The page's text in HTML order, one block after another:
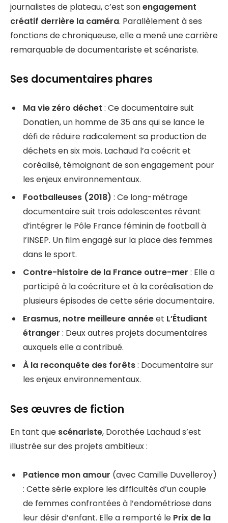
journalistes de plateau, c’est sonengagement
créatif derrière la caméra. Parallèlement à ses
fonctions de chroniqueuse, elle a mené une carrière
remarquable de documentariste et scénariste.
Ses documentaires phares
Ma vie zéro déchet : Ce documentaire suit
Donatien, un homme de 35 ans qui se lance le
défi de réduire radicalement sa production de
déchets en six mois. Lachaud l’a coécrit et
coréalisé, témoignant de son engagement pour
les enjeux environnementaux.
Footballeuses (2018) : Ce long-métrage
documentaire suit trois adolescentes rêvant
d’intégrer le Pôle France féminin de football à
l’INSEP. Un film engagé sur la place des femmes
dans le sport.
Contre-histoire de la France outre-mer : Elle a
participé à la coécriture et à la coréalisation de
plusieurs épisodes de cette série documentaire.
Erasmus, notre meilleure annéeet L’Étudiant
étranger : Deux autres projets documentaires
auxquels elle a contribué.
À la reconquête des forêts: Documentaire sur
les enjeux environnementaux.
Ses œuvres de fiction
En tant que scénariste, Dorothée Lachaud s’est
illustrée sur des projets ambitieux :
Patience mon amour (avec Camille Duvelleroy)
: Cette série explore les difficultés d’un couple
de femmes confrontées à l’endométriose dans
leur désir d’enfant. Elle a remporté le Prix de la